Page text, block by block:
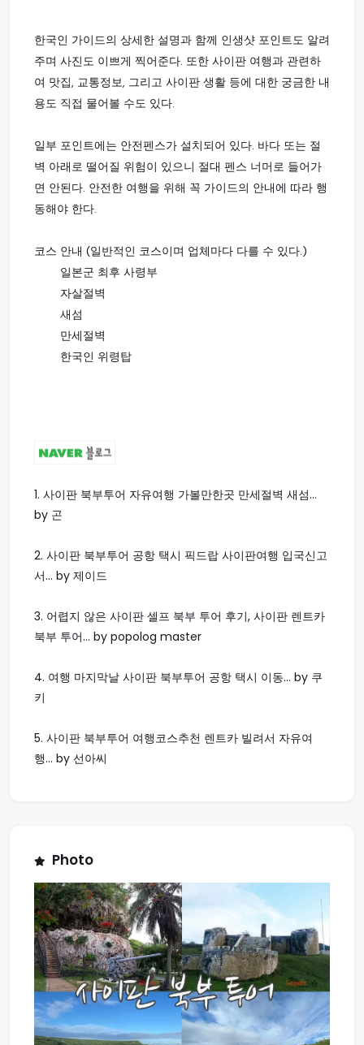
한국인 가이드의 상세한 설명과 함께 인생샷 포인트도 알려
주며 사진도 이쁘게 찍어준다. 또한 사이판 여행과 관련하
여 맛집, 교통정보, 그리고 사이판 생활 등에 대한 궁금한 내
용도 직접 물어볼 수도 있다.
일부 포인트에는 안전펜스가 설치되어 있다. 바다 또는 절
벽 아래로 떨어질 위험이 있으니 절대 펜스 너머로 들어가
면 안된다. 안전한 여행을 위해 꼭 가이드의 안내에 따라 행
동해야 한다.
코스 안내 (일반적인 코스이며 업체마다 다를 수 있다.)
일본군 최후 사령부
자살절벽
새섬
만세절벽
한국인 위령탑
1. 사이판 북부투어 자유여행 가볼만한곳 만세절벽 새섬...
by 곤
2. 사이판 북부투어 공항 택시 픽드랍 사이판여행 입국신고
서... by 제이드
3. 어렵지 않은 사이판 셀프 북부 투어 후기, 사이판 렌트카
북부 투어... by popolog master
4. 여행 마지막날 사이판 북부투어 공항 택시 이동... by 쿠
키
5. 사이판 북부투어 여행코스추천 렌트카 빌려서 자유여
행... by 선아씨
Photo